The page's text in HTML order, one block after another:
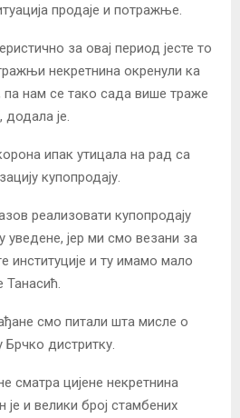
продаје и потражње.
за овај период јесте то
некретнина окренули ка
па нам се тако сада више траже
додала је.
ипак утицала на рад са
купопродају.
реализовати купопродају
уведене, јер ми смо везани за
институције и ту имамо мало
Танасић.
смо питали шта мисле о
Брчко дистритку.
сматра цијене некретнина
је и велики број стамбених